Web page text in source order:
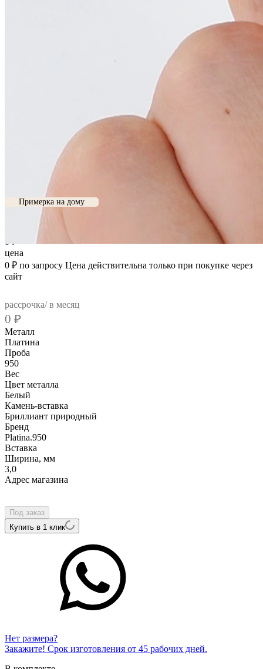
Серьги из платины с
бриллиантами (048259)
Примерка на дому
Цена без скидки:
0 ₽
цена
0 ₽ по запросу Цена действительна только при покупке через
сайт
рассрочка/ в месяц
0 ₽
Металл
Платина
Проба
950
Вес
Цвет металла
Белый
Камень-вставка
Бриллиант природный
Бренд
Platina.950
Вcтавка
Ширина, мм
3,0
Адрес магазина
Под заказ
Купить в 1 клик
Нет размера?
Закажите! Срок изготовления от 45 рабочих дней.